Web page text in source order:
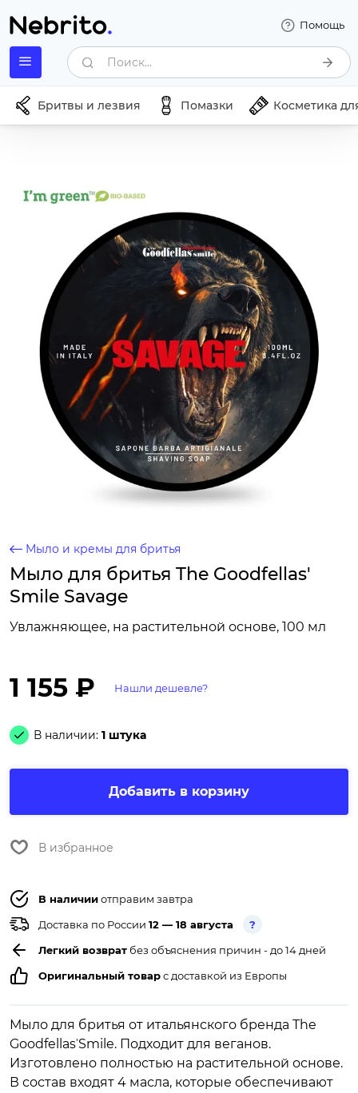
Помощь
Поиск...
Бритвы и лезвия Помазки Косметика
Мыло и кремы для бритья
Мыло для бритья The Goodfellas'
Smile Savage
Увлажняющее, на растительной основе, 100 мл
1 155 ₽ Нашли дешевле?
В наличии: 1 штука
Добавить в корзину
В избранное
В наличииотправим завтра
Доставка по России 12 — 18 августа
?
Легкий возврат без объяснения причин - до 14 дней
Оригинальный товарс доставкой из Европы
Мыло для бритья от итальянского бренда The
GoodfellasˈSmile. Подходит для веганов.
Изготовлено полностью на растительной основе.
В состав входят 4 масла, которые обеспечивают